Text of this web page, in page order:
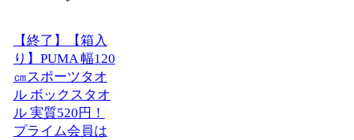
【終了】【箱入
り】PUMA 幅120
㎝スポーツタオ
ル ボックスタオ
ル 実質520円！
プライム会員は